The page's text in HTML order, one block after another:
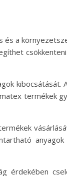
és a
kibocsátását.
termékek
érdekében